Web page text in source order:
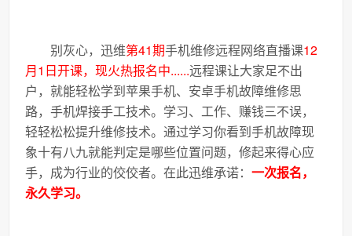
别灰心，迅维第41期手机维修远程网络直播课12
月1日开课，现火热报名中......远程课让大家足不出
户，就能轻松学到苹果手机、安卓手机故障维修思
路，手机焊接手工技术。学习、工作、赚钱三不误，
轻轻松松提升维修技术。通过学习你看到手机故障现
象十有八九就能判定是哪些位置问题，修起来得心应
手，成为行业的佼佼者。在此迅维承诺：一次报名，
永久学习。